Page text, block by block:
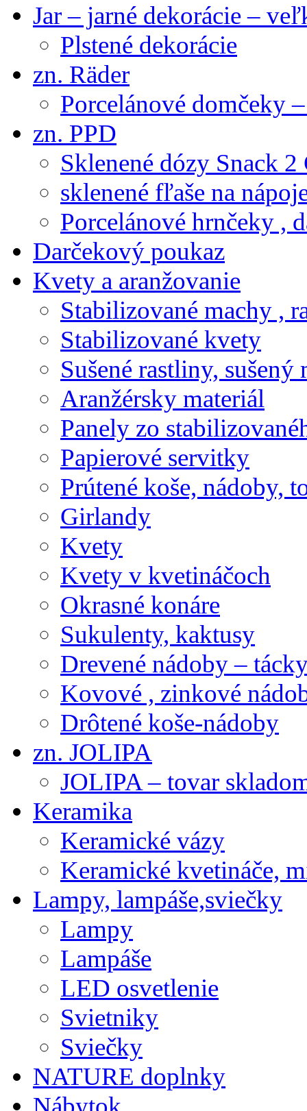
Jar – jarné dekorácie –
Plstené dekorácie
zn. Räder
Porcelánové domčeky
zn. PPD
Sklenené dózy Snack 2
sklenené fľaše na
Porcelánové hrnčeky ,
Darčekový poukaz
Kvety a aranžovanie
Stabilizované machy ,
Stabilizované kvety
Sušené rastliny,
Aranžérsky materiál
Panely zo
Papierové servitky
Prútené koše, nádoby,
Girlandy
Kvety
Kvety v kvetináčoch
Okrasné konáre
Sukulenty, kaktusy
Drevené nádoby –
Kovové , zinkové
Drôtené koše-nádoby
zn. JOLIPA
JOLIPA – tovar
Keramika
Keramické vázy
Keramické kvetináče,
Lampy, lampáše,sviečky
Lampy
Lampáše
LED osvetlenie
Svietniky
Sviečky
NATURE doplnky